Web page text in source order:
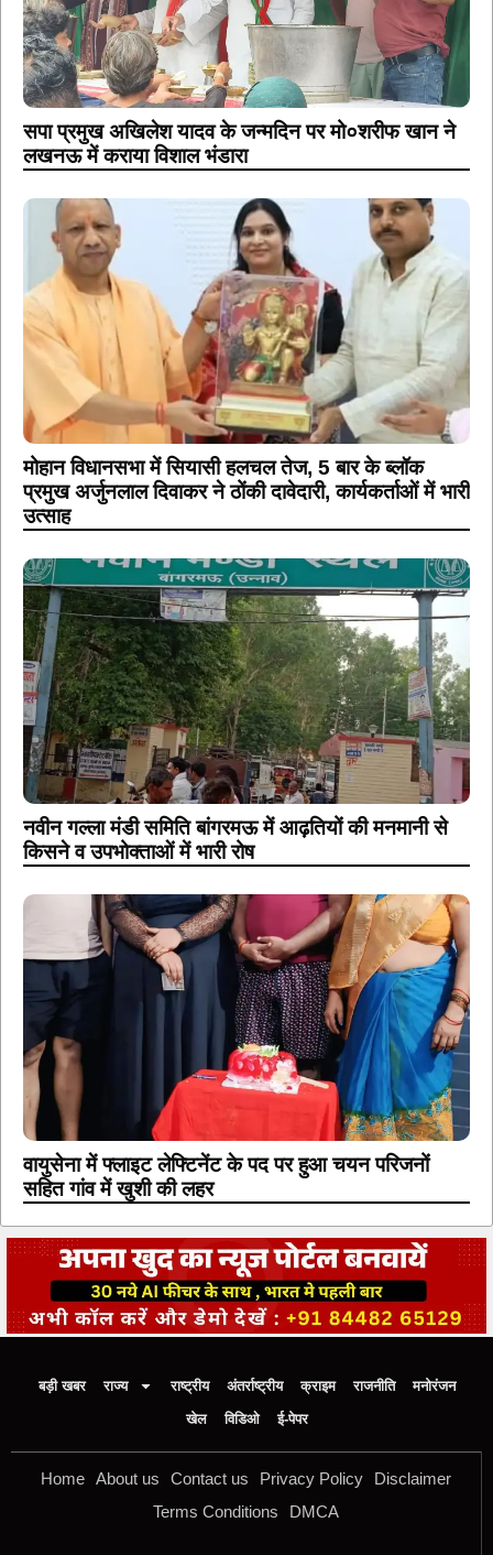
सपा प्रमुख अखिलेश यादव के जन्मदिन पर मो०शरीफ खान ने
लखनऊ में कराया विशाल भंडारा
मोहान विधानसभा में सियासी हलचल तेज, 5 बार के ब्लॉक
प्रमुख अर्जुनलाल दिवाकर ने ठोंकी दावेदारी, कार्यकर्ताओं में भारी
उत्साह
नवीन गल्ला मंडी समिति बांगरमऊ में आढ़तियों की मनमानी से
किसने व उपभोक्ताओं में भारी रोष
वायुसेना में फ्लाइट लेफ्टिनेंट के पद पर हुआ चयन परिजनों
सहित गांव में खुशी की लहर
बड़ी खबर राज्य राष्ट्रीय अंतर्राष्ट्रीय क्राइम राजनीति
मनोरंजन
खेल
विडिओ ई-पेपर
Home About us Contact us Privacy Policy
Disclaimer
Terms Conditions
DMCA